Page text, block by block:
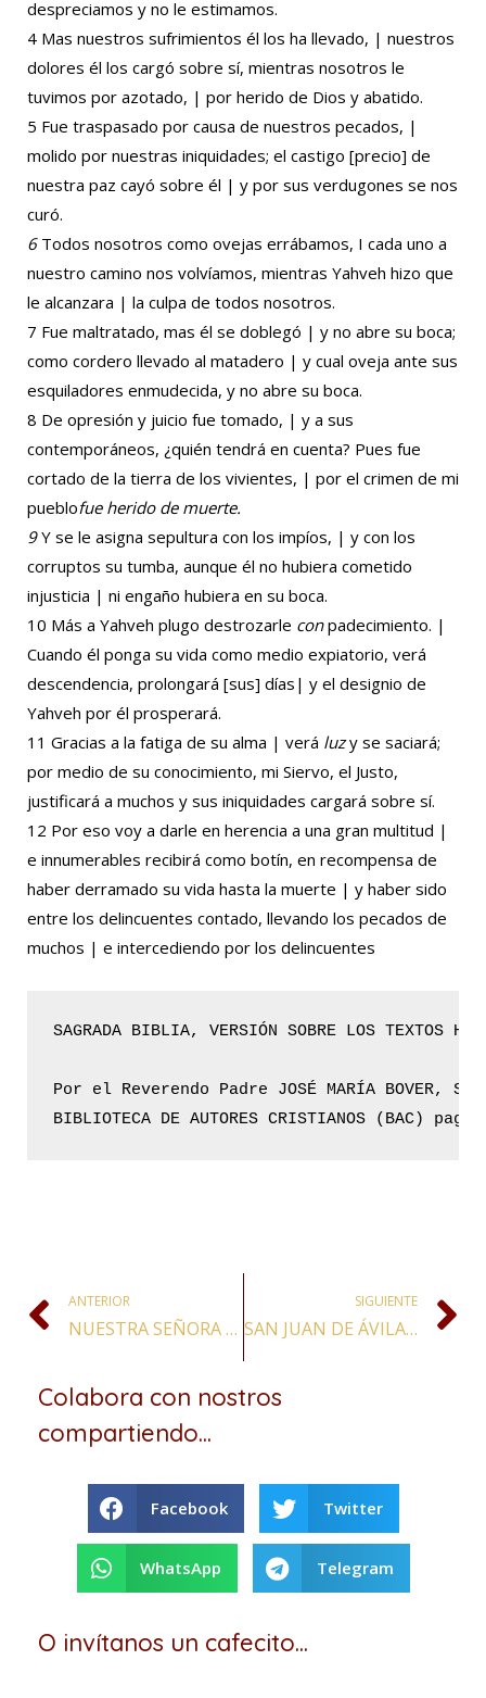
despreciamos y no le estimamos.
4 Mas nuestros sufrimientos él los ha llevado, | nuestros
dolores él los cargó sobre sí, mientras nosotros le
tuvimos por azotado, | por herido de Dios y abatido.
5 Fue traspasado por causa de nuestros pecados, |
molido por nuestras iniquidades; el castigo [precio] de
nuestra paz cayó sobre él | y por sus verdugones se nos
curó.
6 Todos nosotros como ovejas errábamos, I cada uno a
nuestro camino nos volvíamos, mientras Yahveh hizo que
le alcanzara | la culpa de todos nosotros.
7 Fue maltratado, mas él se doblegó | y no abre su boca;
como cordero llevado al matadero | y cual oveja ante sus
esquiladores enmudecida, y no abre su boca.
8 De opresión y juicio fue tomado, | y a sus
contemporáneos, ¿quién tendrá en cuenta? Pues fue
cortado de la tierra de los vivientes, | por el crimen de mi
pueblofue herido de muerte.
9Y se le asigna sepultura con los impíos, | y con los
corruptos su tumba, aunque él no hubiera cometido
injusticia | ni engaño hubiera en su boca.
10 Más a Yahveh plugo destrozarle conpadecimiento. |
Cuando él ponga su vida como medio expiatorio, verá
descendencia, prolongará [sus] días| y el designio de
Yahveh por él prosperará.
11 Gracias a la fatiga de su alma | verá luzy se saciará;
por medio de su conocimiento, mi Siervo, el Justo,
justificará a muchos y sus iniquidades cargará sobre sí.
12 Por eso voy a darle en herencia a una gran multitud |
e innumerables recibirá como botín, en recompensa de
haber derramado su vida hasta la muerte | y haber sido
entre los delincuentes contado, llevando los pecados de
muchos | e intercediendo por los delincuentes
Por el Reverendo Padre JOSÉ MARÍA BOVER, S. I.
BIBLIOTECA DE AUTORES CRISTIANOS (BAC)
ANTERIOR
NUESTRA SEÑORA DE LA PURA Y LIMPIA CONCEPCIÓN DE LUJÁN
SIGUIENTE
SAN JUAN DE ÁVILA, PRESBÍTERO Y DOCTOR DE LA IGLESIA
Colabora con nostros
compartiendo...
Facebook Twitter
WhatsApp Telegram
O invítanos un cafecito...